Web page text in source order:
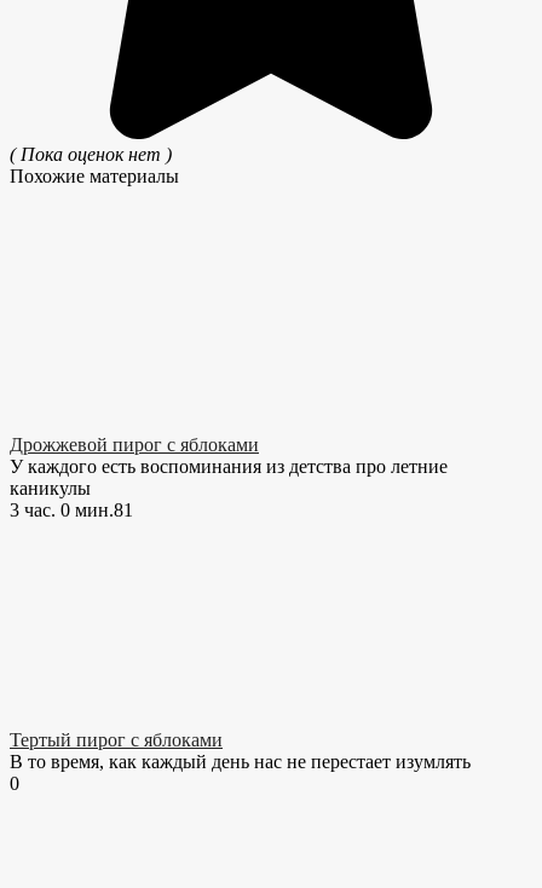
( Пока оценок нет )
Похожие материалы
Дрожжевой пирог с яблоками
У каждого есть воспоминания из детства про летние
каникулы
3 час. 0 мин.81
Тертый пирог с яблоками
В то время, как каждый день нас не перестает изумлять
0